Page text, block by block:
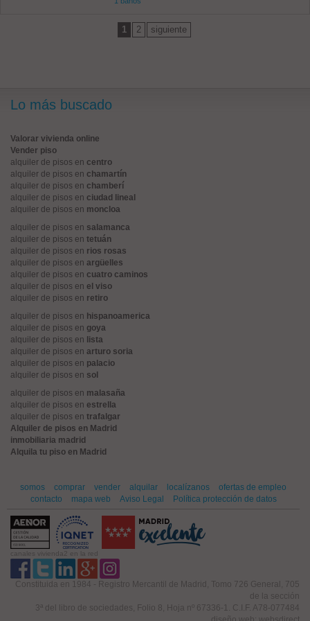
1 2 siguiente
Lo más buscado
Valorar vivienda online
Vender piso
alquiler de pisos en centro
alquiler de pisos en chamartín
alquiler de pisos en chamberí
alquiler de pisos en ciudad lineal
alquiler de pisos en moncloa
alquiler de pisos en salamanca
alquiler de pisos en tetuán
alquiler de pisos en rios rosas
alquiler de pisos en argüelles
alquiler de pisos en cuatro caminos
alquiler de pisos en el viso
alquiler de pisos en retiro
alquiler de pisos en hispanoamerica
alquiler de pisos en goya
alquiler de pisos en lista
alquiler de pisos en arturo soria
alquiler de pisos en palacio
alquiler de pisos en sol
alquiler de pisos en malasaña
alquiler de pisos en estrella
alquiler de pisos en trafalgar
Alquiler de pisos en Madrid
inmobiliaria madrid
Alquila tu piso en Madrid
somos comprar vender alquilar localízanos
ofertas de empleo
contacto
mapa web Aviso Legal Política protección de datos
canales vivienda2 en la red
Constituida en 1984 - Registro Mercantil de Madrid, Tomo 726 General, 705
de la sección
3ª del libro de sociedades, Folio 8, Hoja nº 67336-1. C.I.F. A78-077484